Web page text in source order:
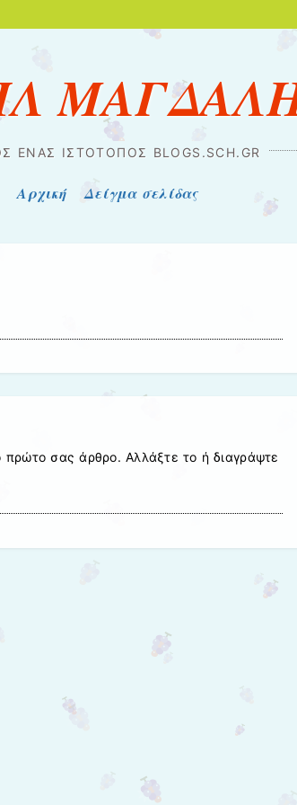
ΈΝΑΣ ΙΣΤΌΤΟΠΟΣ BLOGS.SCH.GR
Αρχική Δείγμα σελίδας
πρώτο σας άρθρο. Αλλάξτε το ή διαγράψτε